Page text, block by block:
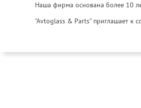
Наша фирма основана более 10
"Avtoglass & Parts" приглашает к